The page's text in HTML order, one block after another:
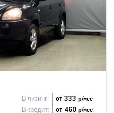
В лизинг: от 333 р/мес
В кредит: от 460 р/мес